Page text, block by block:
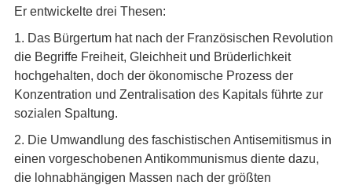
Er entwickelte drei Thesen:
1. Das Bürgertum hat nach der Französischen Revolution
die Begriffe Freiheit, Gleichheit und Brüderlichkeit
hochgehalten, doch der ökonomische Prozess der
Konzentration und Zentralisation des Kapitals führte zur
sozialen Spaltung.
2. Die Umwandlung des faschistischen Antisemitismus in
einen vorgeschobenen Antikommunismus diente dazu,
die lohnabhängigen Massen nach der größten